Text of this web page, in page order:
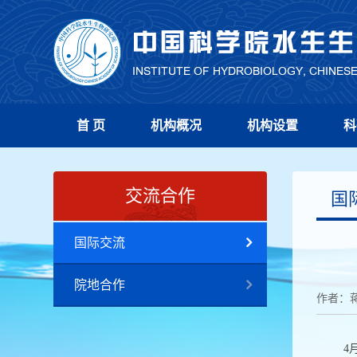
首 页 机构概况 机构设置
交流合作
国际交流
院地合作
国
作者：
4